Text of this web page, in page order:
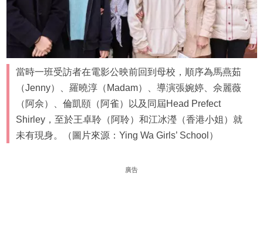
當時一班受訪者在電影公映前回到母校，順序為馬燕茹
（Jenny）、羅曉淳（Madam）、導演張婉婷、佘麗薇
（阿佘）、倫凱頤（阿雀）以及同屆Head Prefect
Shirley，至於王卓聆（阿聆）和江冰瀅（香港小姐）就
未有現身。（圖片來源：Ying Wa Girls’ School）
廣告